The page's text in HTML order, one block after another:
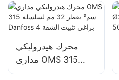
سم³-800 سم³
لشركة دانفوس
محرك هيدروليكي
مداري OMS 315
سم³ بقطر 32 مم